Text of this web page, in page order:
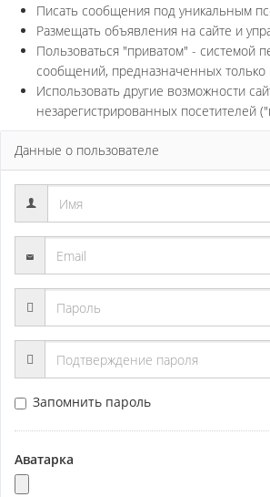
Писать сообщения под уникальным
Размещать объявления на сайте и
Пользоваться "приватом" - системой
сообщений, предназначенных только
Использовать другие возможности
незарегистрированных посетителей
Данные о пользователе
Запомнить пароль
Аватарка